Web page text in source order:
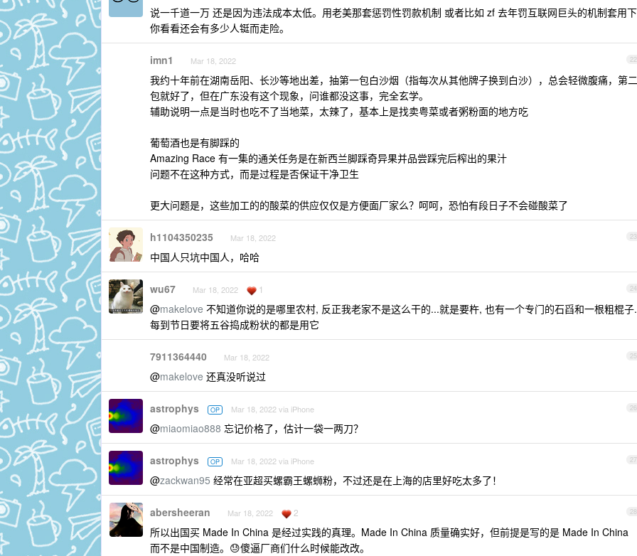
说一千道一万 还是因为违法成本太低。用老美那套惩罚性罚款机制 或者比如 zf 去年罚互联网巨头的机制套用下
你看看还会有多少人铤而走险。
22
imn1 Mar 18, 2022
我约十年前在湖南岳阳、长沙等地出差，抽第一包白沙烟（指每次从其他牌子换到白沙），总会轻微腹痛，第二
包就好了，但在广东没有这个现象，问谁都没这事，完全玄学。
辅助说明一点是当时也吃不了当地菜，太辣了，基本上是找卖粤菜或者粥粉面的地方吃
葡萄酒也是有脚踩的
Amazing Race 有一集的通关任务是在新西兰脚踩奇异果并品尝踩完后榨出的果汁
问题不在这种方式，而是过程是否保证干净卫生
更大问题是，这些加工的的酸菜的供应仅仅是方便面厂家么？呵呵，恐怕有段日子不会碰酸菜了
23
h1104350235 Mar 18, 2022
中国人只坑中国人，哈哈
24
wu67 Mar 18, 2022 1
@makelove 不知道你说的是哪里农村, 反正我老家不是这么干的...就是要杵, 也有一个专门的石舀和一根粗棍子.
每到节日要将五谷捣成粉状的都是用它
25
7911364440 Mar 18, 2022
@makelove 还真没听说过
26
astrophys OP Mar 18, 2022 via iPhone
@miaomiao888 忘记价格了，估计一袋一两刀？
27
astrophys OP Mar 18, 2022 via iPhone
@zackwan95 经常在亚超买螺霸王螺蛳粉，不过还是在上海的店里好吃太多了！
28
abersheeran Mar 18, 2022 2
所以出国买 Made In China 是经过实践的真理。Made In China 质量确实好，但前提是写的是 Made In China
而不是中国制造。😓傻逼厂商们什么时候能改改。